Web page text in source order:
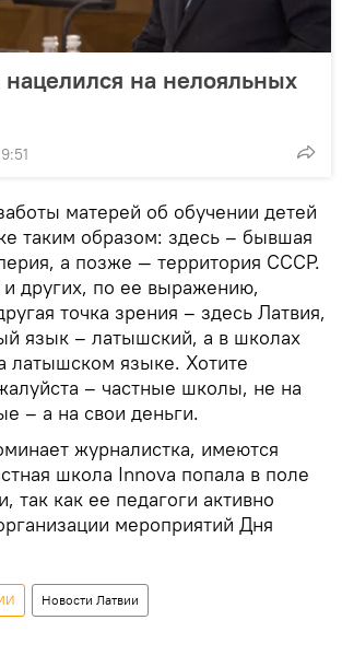
на нелояльных
матерей об обучении детей
таким образом: здесь – бывшая
а позже — территория СССР.
других, по ее выражению,
точка зрения – здесь Латвия,
язык – латышский, а в школах
латышском языке. Хотите
– частные школы, не на
– а на свои деньги.
журналистка, имеются
школа Innova попала в поле
так как ее педагоги активно
мероприятий Дня
Новости Латвии